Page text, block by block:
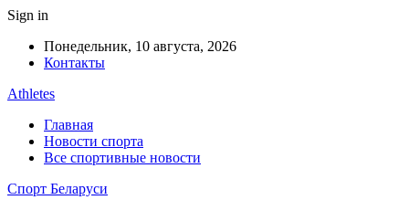
Sign in
Понедельник, 10 августа, 2026
Контакты
Athletes
Главная
Новости спорта
Все спортивные новости
Спорт Беларуси